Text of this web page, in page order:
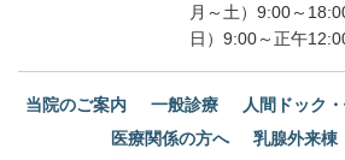
月～土）9:00～
日）9:00～正午
当院のご案内 一般診療 人間ドック
医療関係の方へ
乳腺外来棟